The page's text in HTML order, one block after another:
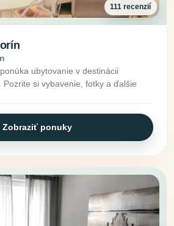
111 recenzií
ubytovanie v destinácii
Pozrite si vybavenie, fotky a ďalšie
Zobraziť ponuky